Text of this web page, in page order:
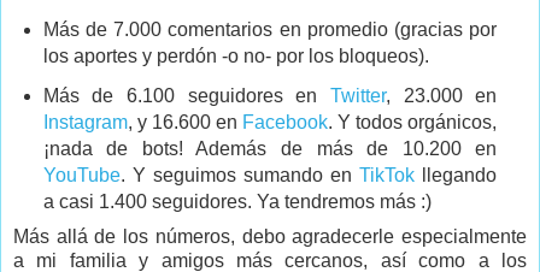
Más de 7.000 comentarios en promedio (gracias por
los aportes y perdón -o no- por los bloqueos).
Más de 6.100 seguidores enTwitter, 23.000 en
Instagram, y 16.600 en Facebook. Y todos orgánicos,
¡nada de bots! Además de más de 10.200 en
YouTube. Y seguimos sumando enTikTok llegando
a casi 1.400 seguidores. Ya tendremos más :)
Más allá de los números, debo agradecerle especialmente
a mi familia y amigos más cercanos, así como a los